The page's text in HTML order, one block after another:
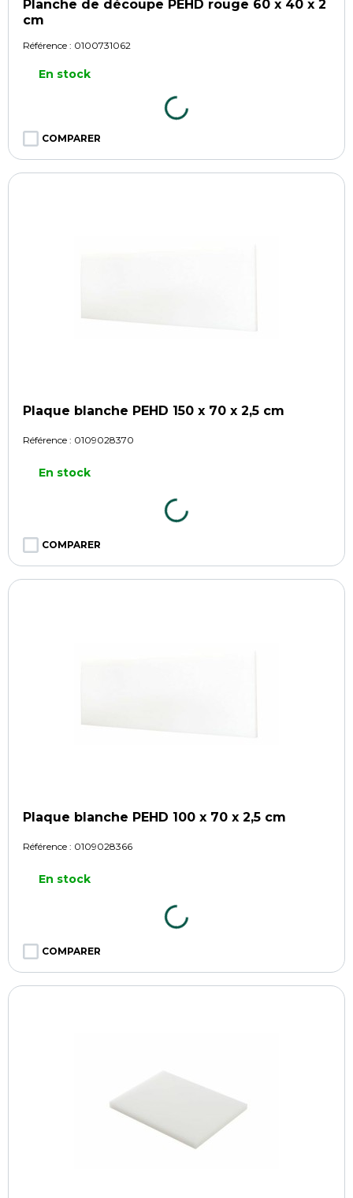
Planche de découpe PEHD rouge 60 x 40 x 2
cm
Référence : 0100731062
En stock
COMPARER
Plaque blanche PEHD 150 x 70 x 2,5 cm
Référence : 0109028370
En stock
COMPARER
Plaque blanche PEHD 100 x 70 x 2,5 cm
Référence : 0109028366
En stock
COMPARER